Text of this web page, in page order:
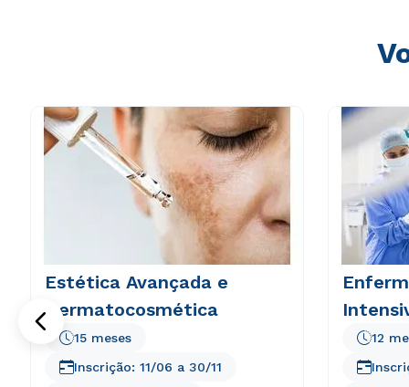
Estética Avançada e
Dermatocosmética
15 meses
Inscrição: 11/06 a 30/11
12